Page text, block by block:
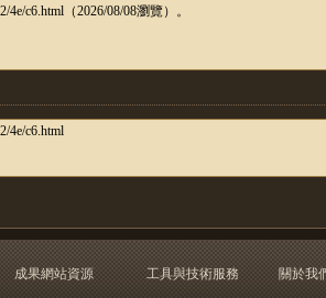
成果網站資源
工具與技術服務
關於我